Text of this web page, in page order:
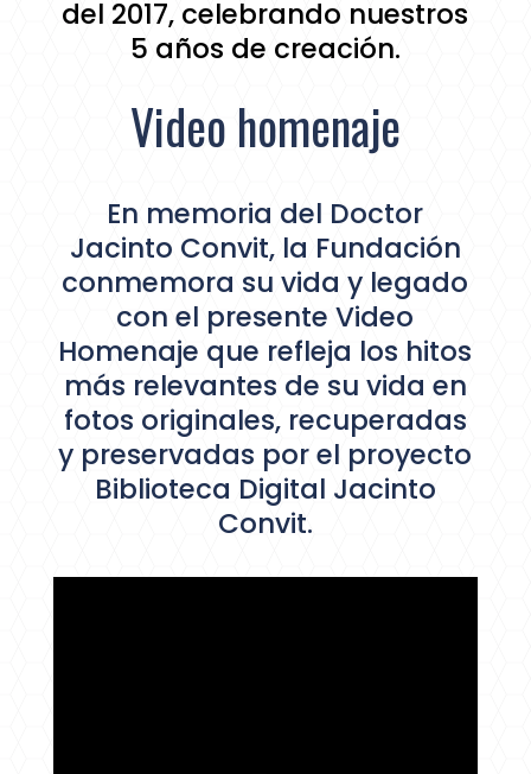
del 2017, celebrando nuestros
5 años de creación.
Video homenaje
En memoria del Doctor
Jacinto Convit, la Fundación
conmemora su vida y legado
con el presente Video
Homenaje que refleja los hitos
más relevantes de su vida en
fotos originales, recuperadas
y preservadas por el proyecto
Biblioteca Digital Jacinto
Convit.